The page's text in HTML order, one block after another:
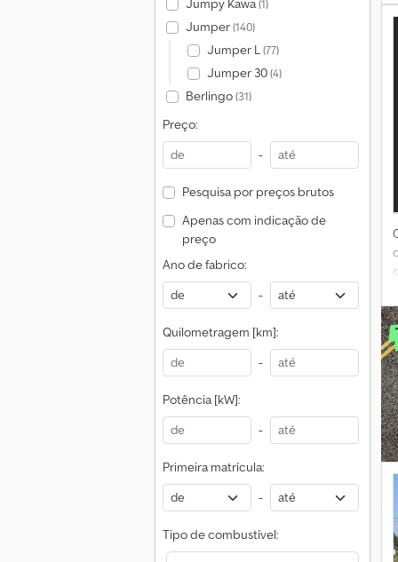
Jumpy Kawa(1)
Jumper(140)
Jumper L(77)
Jumper 30(4)
Berlingo(31)
Preço:
-
Pesquisa por preços brutos
Apenas com indicação de
preço
Ano de fabrico:
-
Quilometragem [km]:
-
Potência [kW]:
-
Primeira matrícula:
-
Tipo de combustível: